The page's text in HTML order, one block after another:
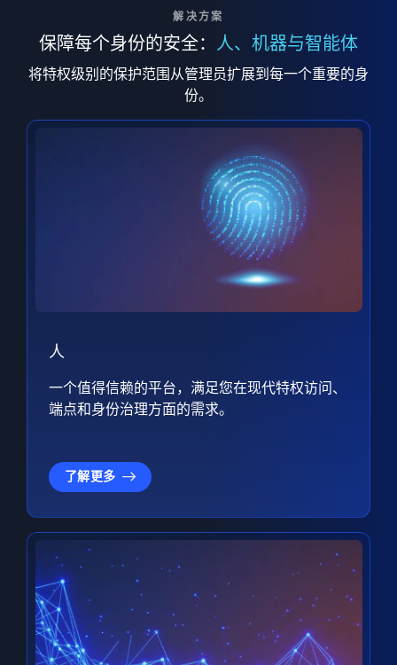
解决方案
保障每个身份的安全： 人、机器与智能体
将特权级别的保护范围从管理员扩展到每一个重要的身
份。
人
一个值得信赖的平台，满足您在现代特权访问、
端点和身份治理方面的需求。
了解更多